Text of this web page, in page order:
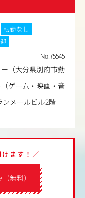
転勤なし
No.75545
（大分県別府市勤
ゲーム・映画・音
ンメールビル2階
無料）
ます！／